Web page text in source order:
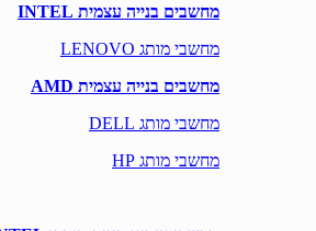
מחשבים בנייה עצמית INTEL
מחשבי מותג LENOVO
מחשבים בנייה עצמית AMD
מחשבי מותג DELL
מחשבי מותג HP